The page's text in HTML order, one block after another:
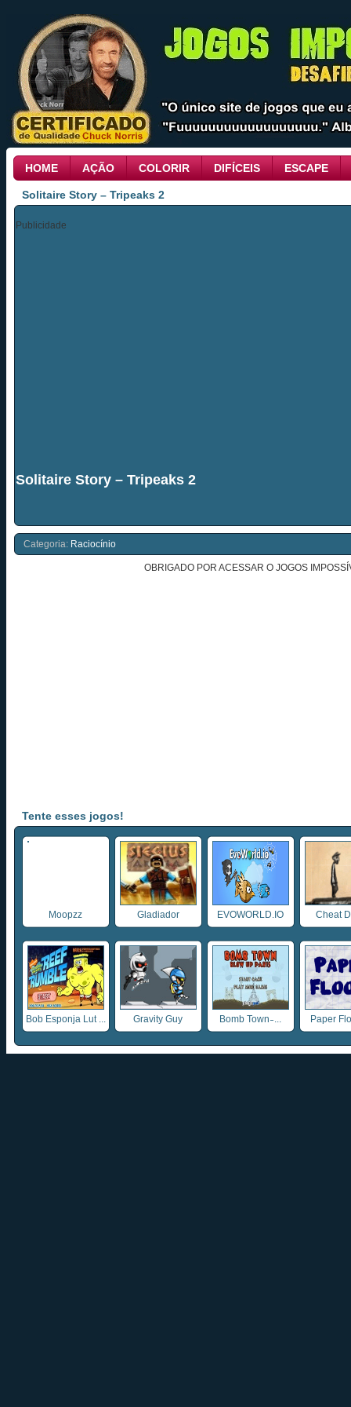
HOME AÇÃO COLORIR DIFÍCEIS ESCAPE
Solitaire Story – Tripeaks 2
Publicidade
Solitaire Story – Tripeaks 2
Categoria: Raciocínio
OBRIGADO POR ACESSAR O JOGOS
Tente esses jogos!
Moopzz Gladiador EVOWORLD.IO Cheat
Bob Esponja Lut ... Gravity Guy Bomb Town ̵ ... Paper